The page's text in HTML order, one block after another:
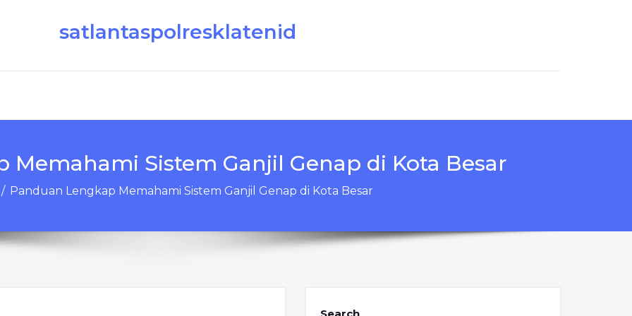
satlantaspolresklatenid
Memahami Sistem Ganjil Genap di Kota Besar
/ Panduan Lengkap Memahami Sistem Ganjil Genap di Kota Besar